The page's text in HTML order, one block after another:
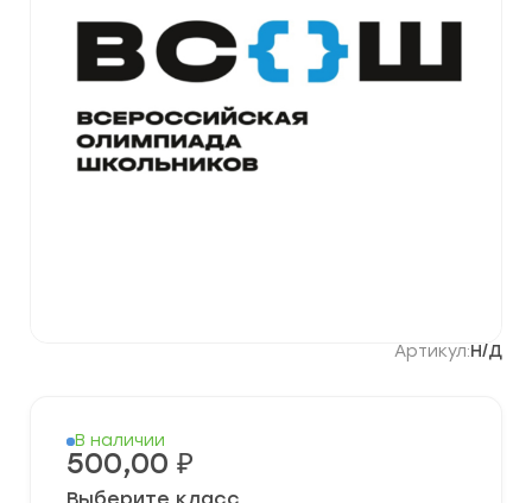
Артикул:Н/Д
В наличии
500,00 ₽